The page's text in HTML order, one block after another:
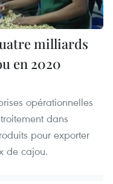
milliards
en 2020
opérationnelles
dans
pour exporter
de cajou.